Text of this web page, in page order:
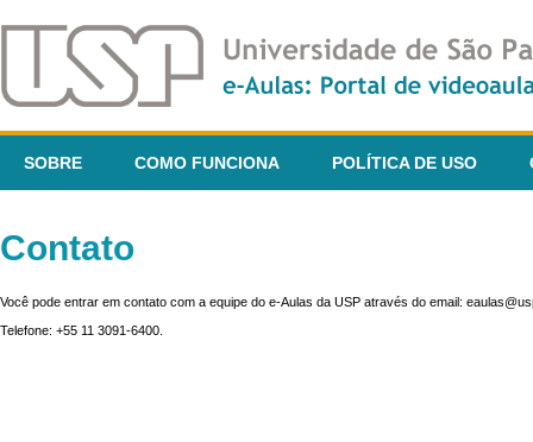
SOBRE COMO FUNCIONA POLÍTICA DE USO
Contato
Você pode entrar em contato com a equipe do e-Aulas da USP através do email:
Telefone: +55 11 3091-6400.